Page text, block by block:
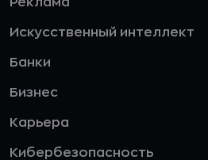
Искусственный интеллект
Банки
Бизнес
Карьера
Кибербезопасность